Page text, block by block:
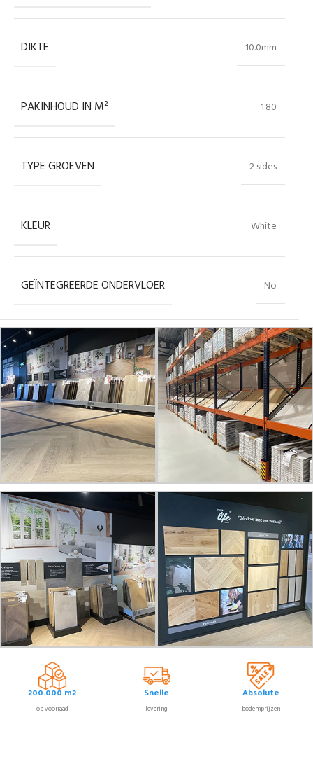
DIKTE 10.0mm
PAKINHOUD IN M² 1.80
TYPE GROEVEN 2 sides
KLEUR White
GEÏNTEGREERDE ONDERVLOER No
200.000 m2
op voorraad
Snelle
levering
Absolute
bodemprijzen